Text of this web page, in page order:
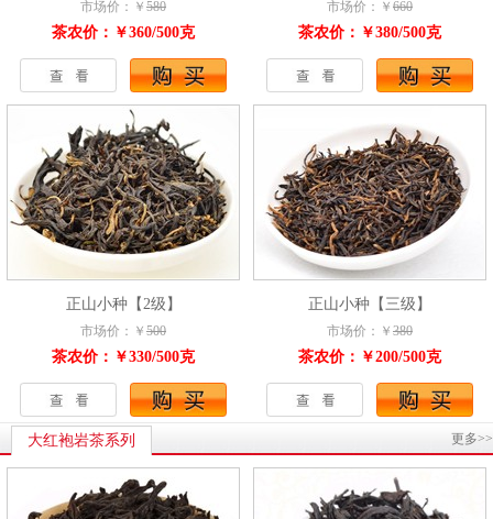
市场价：￥ 580
茶农价：￥360/500克
市场价：￥ 660
茶农价：￥380/500克
正山小种【2级】
市场价：￥ 500
茶农价：￥330/500克
正山小种【三级】
市场价：￥ 380
茶农价：￥200/500克
大红袍岩茶系列 更多>>